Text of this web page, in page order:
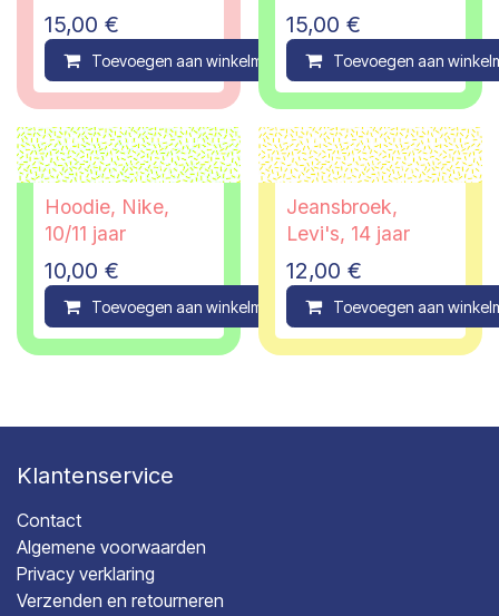
15,00 €
Toevoegen aan winkelmandje Compare
15,00 €
Toevoegen aan
Hoodie, Nike,
10/11 jaar
10,00 €
Toevoegen aan winkelmandje Compare
Jeansbroek,
Levi's, 14 jaar
12,00 €
Toevoegen aan
Klantenservice
Contact
Algemene voorwaarden
Privacy verklaring
Verzenden en retourneren